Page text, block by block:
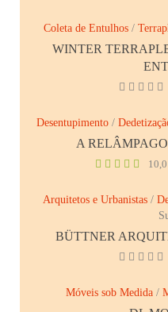
Coleta de Entulhos/
WINTER
Desentupimento/
A
Arquitetos e Urbanistas/
BÜTTNER
Móveis sob Medida/